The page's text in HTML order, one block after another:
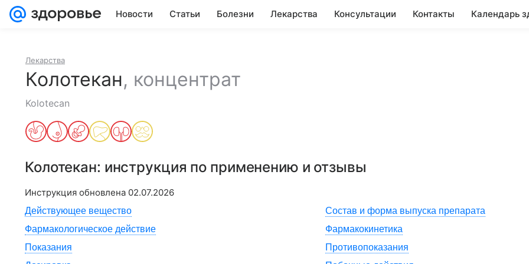
Новости Статьи Болезни Лекарства Консультации Контакты Календарь
Лекарства
Колотекан, концентрат
Kolotecan
Колотекан: инструкция по применению и отзывы
Инструкция обновлена 02.07.2026
Действующее вещество
Состав и форма выпуска препарата
Фармакологическое действие
Фармакокинетика
Показания
Противопоказания